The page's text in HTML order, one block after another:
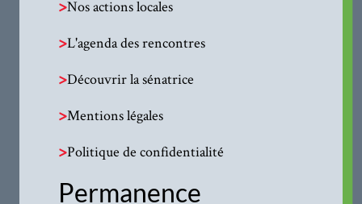
>Nos actions locales
>L'agenda des rencontres
>Découvrir la sénatrice
>Mentions légales
>Politique de confidentialité
Permanence